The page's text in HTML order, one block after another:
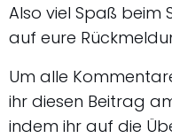
Also viel Spaß beim
auf eure
Um alle
ihr diesen Beitrag
indem ihr auf die